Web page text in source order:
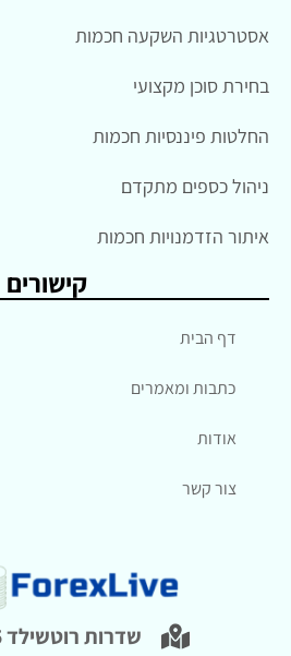
אסטרטגיות השקעה חכמות
בחירת סוכן מקצועי
החלטות פיננסיות חכמות
ניהול כספים מתקדם
איתור הזדמנויות חכמות
קישורים
דף הבית
כתבות ומאמרים
אודות
צור קשר
שדרות רוטשילד 45, תל אביב